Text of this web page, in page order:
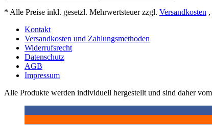
* Alle Preise inkl. gesetzl. Mehrwertsteuer zzgl. Versandkosten
Kontakt
Versandkosten und Zahlungsmethoden
Widerrufsrecht
Datenschutz
AGB
Impressum
Alle Produkte werden individuell hergestellt und sind daher